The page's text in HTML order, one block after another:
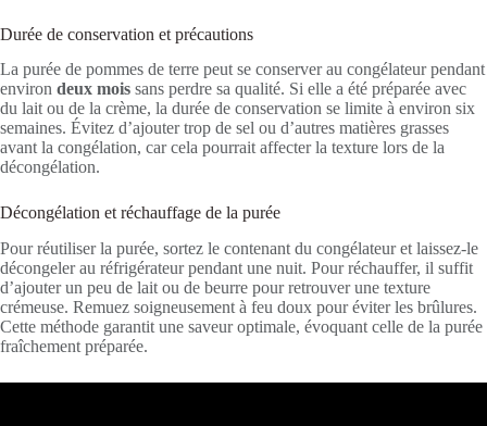
Durée de conservation et précautions
La purée de pommes de terre peut se conserver au congélateur pendant
environ deux mois sans perdre sa qualité. Si elle a été préparée avec
du lait ou de la crème, la durée de conservation se limite à environ six
semaines. Évitez d’ajouter trop de sel ou d’autres matières grasses
avant la congélation, car cela pourrait affecter la texture lors de la
décongélation.
Décongélation et réchauffage de la purée
Pour réutiliser la purée, sortez le contenant du congélateur et laissez-le
décongeler au réfrigérateur pendant une nuit. Pour réchauffer, il suffit
d’ajouter un peu de lait ou de beurre pour retrouver une texture
crémeuse. Remuez soigneusement à feu doux pour éviter les brûlures.
Cette méthode garantit une saveur optimale, évoquant celle de la purée
fraîchement préparée.